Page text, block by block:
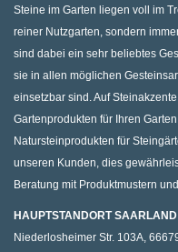
Steine im Garten liegen voll im
reiner Nutzgarten, sondern
sind dabei ein sehr beliebtes
sie in allen möglichen
einsetzbar sind. Auf
Gartenprodukten für Ihren
Natursteinprodukten für
unseren Kunden, dies
Beratung mit Produktmustern
HAUPTSTANDORT SAARLAND
Niederlosheimer Str. 103A,